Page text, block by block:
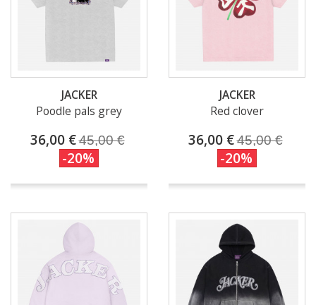
JACKER
Poodle pals grey
36,00 €45,00 €
-20%
JACKER
Red clover
36,00 €45,00 €
-20%